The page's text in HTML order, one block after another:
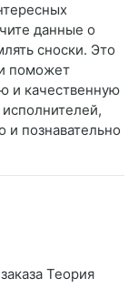
данные о
сноски. Это
поможет
и качественную
и познавательно
Теория